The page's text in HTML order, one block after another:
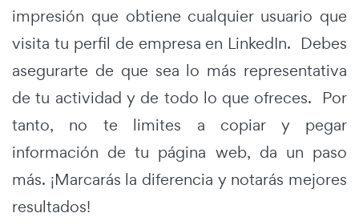
impresión que obtiene cualquier usuario que
visita tu perfil de empresa en LinkedIn. Debes
asegurarte de que sea lo más representativa
de tu actividad y de todo lo que ofreces. Por
tanto, no te limites a copiar y pegar
información de tu página web, da un paso
más. ¡Marcarás la diferencia y notarás mejores
resultados!